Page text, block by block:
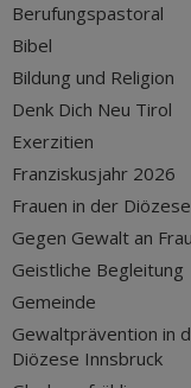
Berufungspastoral
Bibel
Bildung und Religion
Denk Dich Neu Tirol
Exerzitien
Franziskusjahr 2026
Frauen in der Diözese
Gegen Gewalt an
Geistliche Begleitung
Gemeinde
Gewaltprävention in
Diözese Innsbruck